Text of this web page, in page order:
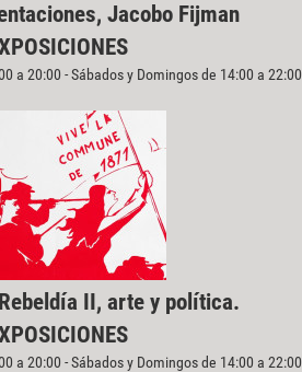
Jacobo Fijman
a 20:00 - Sábados y Domingos de 14:00 a 22:00
II, arte y política.
a 20:00 - Sábados y Domingos de 14:00 a 22:00